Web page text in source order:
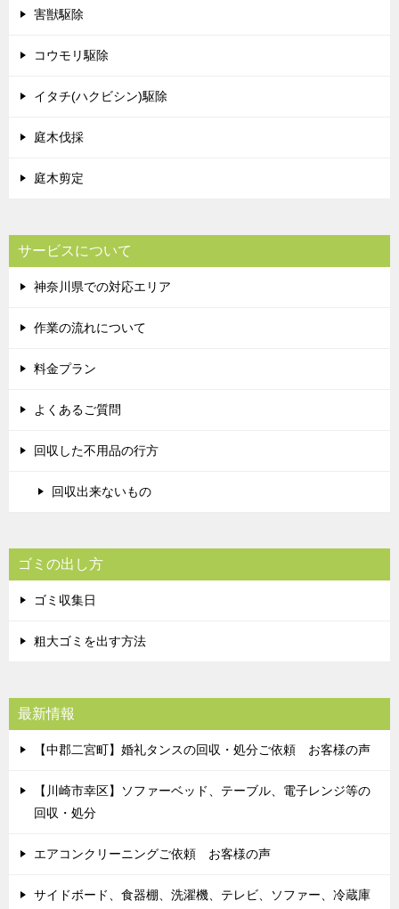
害獣駆除
コウモリ駆除
イタチ(ハクビシン)駆除
庭木伐採
庭木剪定
サービスについて
神奈川県での対応エリア
作業の流れについて
料金プラン
よくあるご質問
回収した不用品の行方
回収出来ないもの
ゴミの出し方
ゴミ収集日
粗大ゴミを出す方法
最新情報
【中郡二宮町】婚礼タンスの回収・処分ご依頼 お客様の声
【川崎市幸区】ソファーベッド、テーブル、電子レンジ等の
回収・処分
エアコンクリーニングご依頼 お客様の声
サイドボード、食器棚、洗濯機、テレビ、ソファー、冷蔵庫